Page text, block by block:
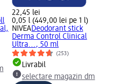
22,45 lei
0,05 l (449,00 lei pe 1 l)
NIVEADeodorant stick
Derma Control Clinical
Ultra..., 50 ml
(253)
Livrabil
selectare magazin dm